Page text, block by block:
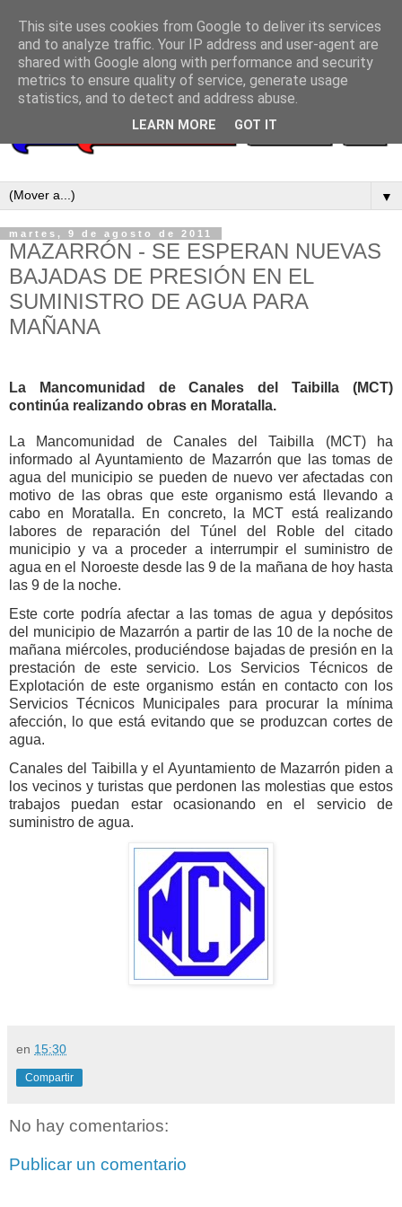
▼
martes, 9 de agosto de 2011
MAZARRÓN - SE ESPERAN NUEVAS
BAJADAS DE PRESIÓN EN EL
SUMINISTRO DE AGUA PARA
MAÑANA
La Mancomunidad de Canales del Taibilla (MCT)
continúa realizando obras en Moratalla.
La Mancomunidad de Canales del Taibilla (MCT) ha
informado al Ayuntamiento de Mazarrón que las tomas de
agua del municipio se pueden de nuevo ver afectadas con
motivo de las obras que este organismo está llevando a
cabo en Moratalla. En concreto, la MCT está realizando
labores de reparación del Túnel del Roble del citado
municipio y va a proceder a interrumpir el suministro de
agua en el Noroeste desde las 9 de la mañana de hoy hasta
las 9 de la noche.
Este corte podría afectar a las tomas de agua y depósitos
del municipio de Mazarrón a partir de las 10 de la noche de
mañana miércoles, produciéndose bajadas de presión en la
prestación de este servicio. Los Servicios Técnicos de
Explotación de este organismo están en contacto con los
Servicios Técnicos Municipales para procurar la mínima
afección, lo que está evitando que se produzcan cortes de
agua.
Canales del Taibilla y el Ayuntamiento de Mazarrón piden a
los vecinos y turistas que perdonen las molestias que estos
trabajos puedan estar ocasionando en el servicio de
suministro de agua.
en 15:30
Compartir
No hay comentarios:
Publicar un comentario
This site uses cookies from Google to deliver its services
and to analyze traffic. Your IP address and user-agent are
shared with Google along with performance and security
metrics to ensure quality of service, generate usage
statistics, and to detect and address abuse.
LEARN MORE GOT IT